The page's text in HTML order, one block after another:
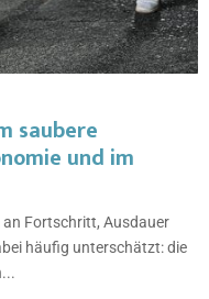
saubere
und im
Fortschritt, Ausdauer
häufig unterschätzt: die